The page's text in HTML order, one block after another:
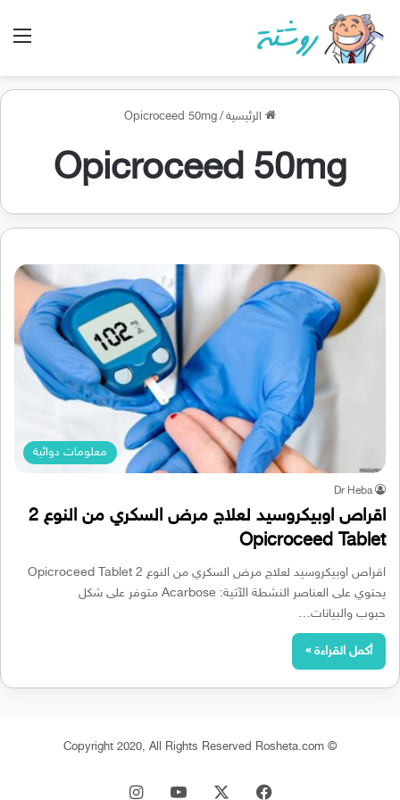
الرئيسية/
Opicroceed 50mg
Opicroceed 50mg
معلومات دوائية
Dr Heba
اقراص اوبيكروسيد لعلاج مرض السكري من النوع 2
Opicroceed Tablet
اقراص اوبيكروسيد لعلاج مرض السكري من النوع 2 Opicroceed Tablet
يحتوي على العناصر النشطة الآتية: Acarbose متوفر على شكل
حبوب والبيانات…
أكمل القراءة »
© Copyright 2020, All Rights Reserved Rosheta.com
فيسبوك ‫YouTube